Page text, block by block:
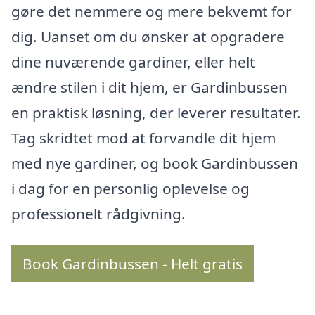
gøre det nemmere og mere bekvemt for
dig. Uanset om du ønsker at opgradere
dine nuværende gardiner, eller helt
ændre stilen i dit hjem, er Gardinbussen
en praktisk løsning, der leverer resultater.
Tag skridtet mod at forvandle dit hjem
med nye gardiner, og book Gardinbussen
i dag for en personlig oplevelse og
professionelt rådgivning.
Book Gardinbussen - Helt gratis